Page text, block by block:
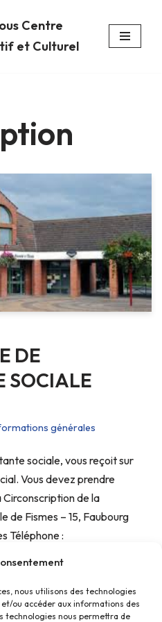
nous utilisons des technologies
ou accéder aux informations des
technologies nous permettra de
Centre
et Culturel
DE
SOCIALE
générales
sociale, vous reçoit sur
Vous devez prendre
de la
de Fismes – 15, Faubourg
Téléphone :